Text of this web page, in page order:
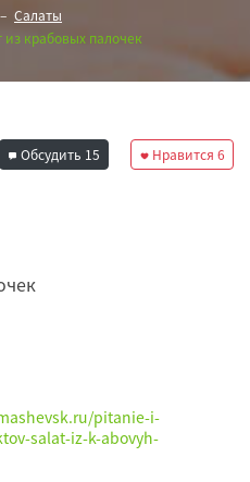
Салаты
из крабовых палочек
Нравится 6
Обсудить 15
pitanie-i-
salat-iz-k-abovyh-